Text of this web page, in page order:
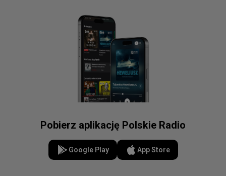
Pobierz aplikację Polskie Radio
Google Play App Store